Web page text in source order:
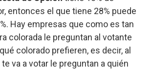
entonces el que tiene 28% puede
Hay empresas que como es tan
colorada le preguntan al votante
colorado prefieren, es decir, al
va a votar le preguntan a quién